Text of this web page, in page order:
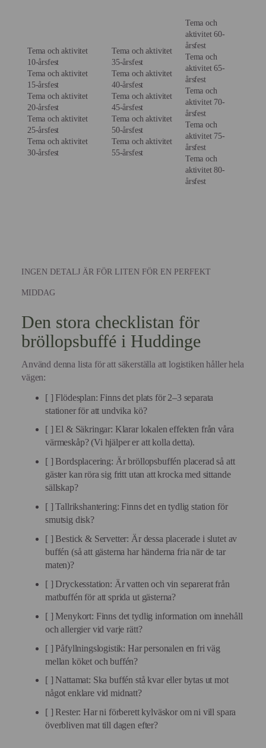
Tema och aktivitet
10-årsfest
Tema och aktivitet
15-årsfest
Tema och aktivitet
20-årsfest
Tema och aktivitet
25-årsfest
Tema och aktivitet
30-årsfest
Tema och aktivitet
35-årsfest
Tema och aktivitet
40-årsfest
Tema och aktivitet
45-årsfest
Tema och aktivitet
50-årsfest
Tema och aktivitet
55-årsfest
Tema och
aktivitet 60-
årsfest
Tema och
aktivitet 65-
årsfest
Tema och
aktivitet 70-
årsfest
Tema och
aktivitet 75-
årsfest
Tema och
aktivitet 80-
årsfest
INGEN DETALJ ÄR FÖR LITEN FÖR EN PERFEKT
MIDDAG
Den stora checklistan för
bröllopsbuffé i Huddinge
Använd denna lista för att säkerställa att logistiken håller hela
vägen:
[ ] Flödesplan: Finns det plats för 2–3 separata
stationer för att undvika kö?
[ ] El & Säkringar: Klarar lokalen effekten från våra
värmeskåp? (Vi hjälper er att kolla detta).
[ ] Bordsplacering: Är bröllopsbuffén placerad så att
gäster kan röra sig fritt utan att krocka med sittande
sällskap?
[ ] Tallrikshantering: Finns det en tydlig station för
smutsig disk?
[ ] Bestick & Servetter: Är dessa placerade i slutet av
buffén (så att gästerna har händerna fria när de tar
maten)?
[ ] Dryckesstation: Är vatten och vin separerat från
matbuffén för att sprida ut gästerna?
[ ] Menykort: Finns det tydlig information om innehåll
och allergier vid varje rätt?
[ ] Påfyllningslogistik: Har personalen en fri väg
mellan köket och buffén?
[ ] Nattamat: Ska buffén stå kvar eller bytas ut mot
något enklare vid midnatt?
[ ] Rester: Har ni förberett kylväskor om ni vill spara
överbliven mat till dagen efter?